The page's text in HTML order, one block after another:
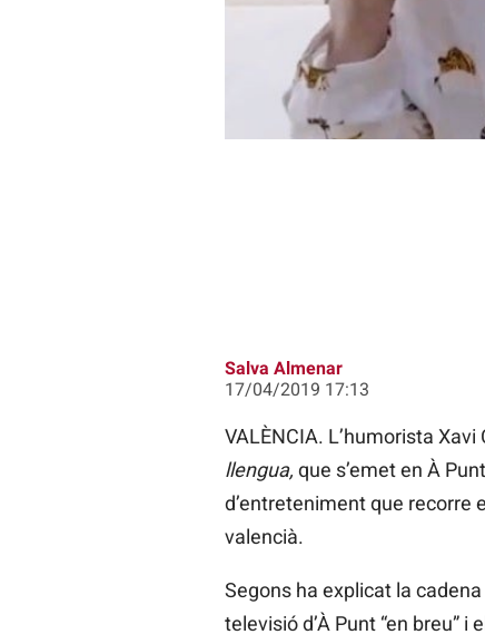
Salva Almenar
17/04/2019 17:13
VALÈNCIA. L’humorista
llengua, que s’emet en À
d’entreteniment que recorre
valencià.
Segons ha explicat la
televisió d’À Punt “en breu”